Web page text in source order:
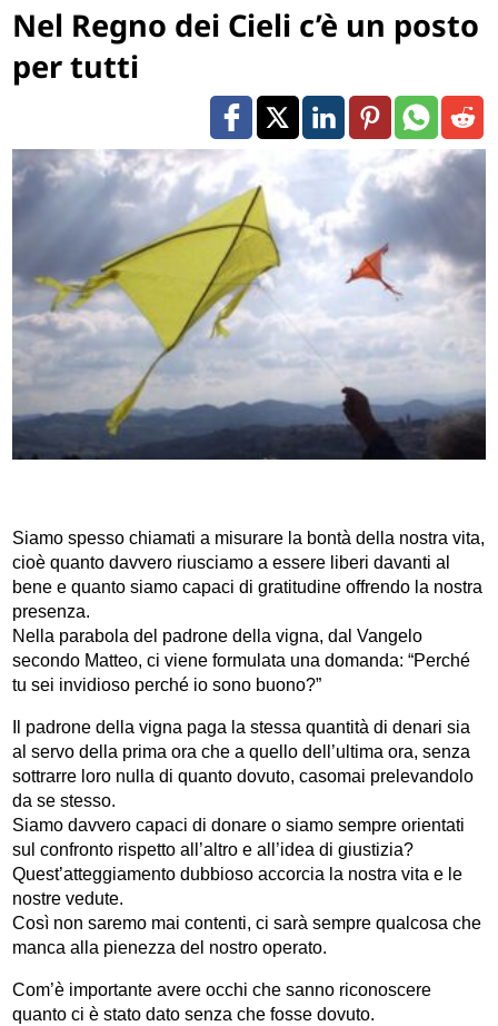
Nel Regno dei Cieli c’è un posto
per tutti
Siamo spesso chiamati a misurare la bontà della nostra vita,
cioè quanto davvero riusciamo a essere liberi davanti al
bene e quanto siamo capaci di gratitudine offrendo la nostra
presenza.
Nella parabola del padrone della vigna, dal Vangelo
secondo Matteo, ci viene formulata una domanda:“Perché
tu sei invidioso perché io sono buono?”
Il padrone della vigna paga la stessa quantità di denari sia
al servo della prima ora che a quello dell’ultima ora, senza
sottrarre loro nulla di quanto dovuto, casomai prelevandolo
da se stesso.
Siamo davvero capaci di donare o siamo sempre orientati
sul confronto rispetto all’altro e all’idea di giustizia?
Quest’atteggiamento dubbioso accorcia la nostra vita e le
nostre vedute.
Così non saremo mai contenti, ci sarà sempre qualcosa che
manca alla pienezza del nostro operato.
Com’è importante avere occhi che sanno riconoscere
quanto ci è stato dato senza che fosse dovuto.